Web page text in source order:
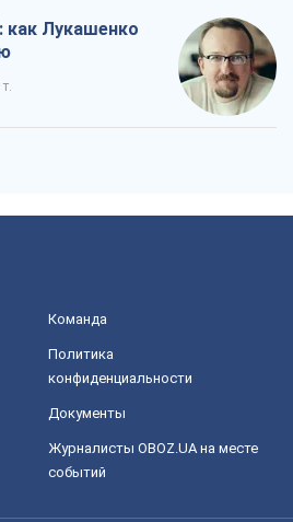
как Лукашенко
Команда
Политика
конфиденциальности
Документы
Журналисты OBOZ.UA на месте
событий